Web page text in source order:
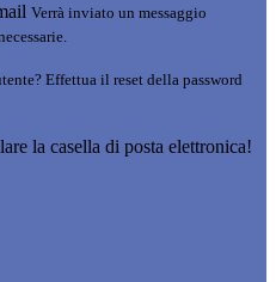
Verrà inviato un messaggio
Effettua il reset della password
la casella di posta elettronica!